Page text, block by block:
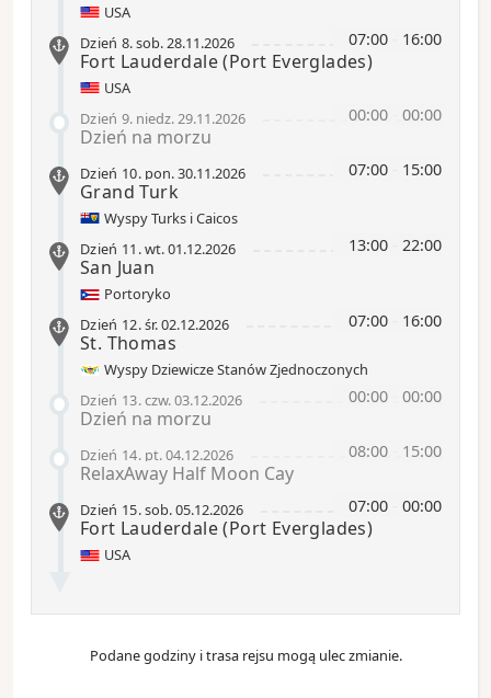
USA
07:00 16:00
Dzień 8.sob.28.11.2026
Fort Lauderdale(Port Everglades)
USA
00:00 00:00
Dzień 9. niedz.29.11.2026
Dzień na morzu
07:00 15:00
Dzień 10. pon.30.11.2026
Grand Turk
Wyspy Turks i Caicos
13:00 22:00
Dzień 11 .wt.01.12.2026
San Juan
Portoryko
07:00 16:00
Dzień 12.śr.02.12.2026
St. Thomas
Wyspy Dziewicze Stanów Zjednoczonych
00:00 00:00
Dzień 13.czw.03.12.2026
Dzień na morzu
08:00 15:00
Dzień 14. pt.04.12.2026
RelaxAway Half Moon Cay
07:00 00:00
Dzień 15.sob.05.12.2026
Fort Lauderdale(Port Everglades)
USA
Podane godziny i trasa rejsu mogą ulec zmianie.